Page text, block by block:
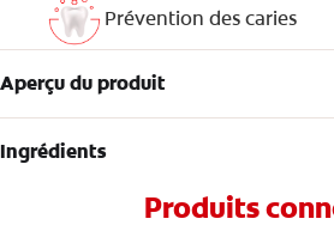
Prévention des caries
Aperçu du produit
Ingrédients
Produits